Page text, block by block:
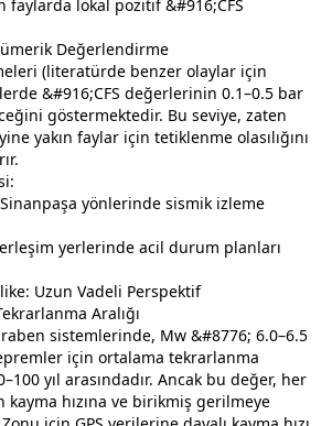
faylarda lokal pozitif &#916;CFS
Değerlendirme
(literatürde benzer olaylar için
&#916;CFS değerlerinin 0.1–0.5 bar
göstermektedir. Bu seviye, zaten
yakın faylar için tetiklenme olasılığını
yönlerinde sismik izleme
yerlerinde acil durum planları
Uzun Vadeli Perspektif
Aralığı
sistemlerinde, Mw &#8776; 6.0–6.5
için ortalama tekrarlanma
yıl arasındadır. Ancak bu değer, her
hızına ve birikmiş gerilmeye